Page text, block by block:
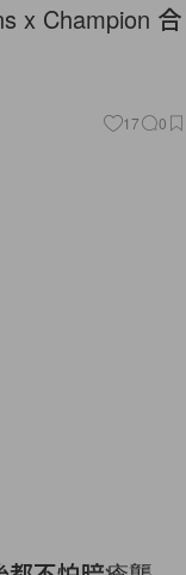
x Champion 合
17 0